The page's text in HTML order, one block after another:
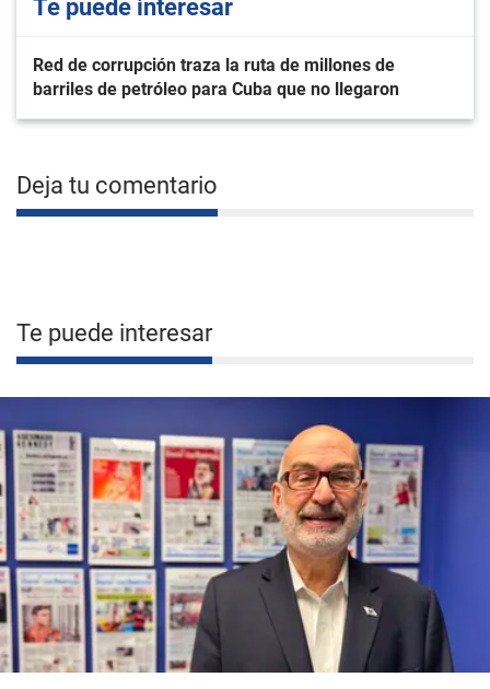
Te puede interesar
Red de corrupción traza la ruta de millones de
barriles de petróleo para Cuba que no llegaron
Deja tu comentario
Te puede interesar